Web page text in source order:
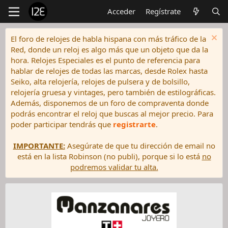
Acceder Regístrate
El foro de relojes de habla hispana con más tráfico de la
Red, donde un reloj es algo más que un objeto que da la
hora. Relojes Especiales es el punto de referencia para
hablar de relojes de todas las marcas, desde Rolex hasta
Seiko, alta relojería, relojes de pulsera y de bolsillo,
relojería gruesa y vintages, pero también de estilográficas.
Además, disponemos de un foro de compraventa donde
podrás encontrar el reloj que buscas al mejor precio. Para
poder participar tendrás que registrarte.
IMPORTANTE:Asegúrate de que tu dirección de email no
está en la lista Robinson (no publi), porque si lo está no
podremos validar tu alta.